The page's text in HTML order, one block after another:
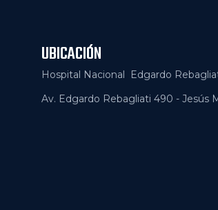
UBICACIÓN
Hospital Nacional Edgardo
Av. Edgardo Rebagliati 490 - Jesús